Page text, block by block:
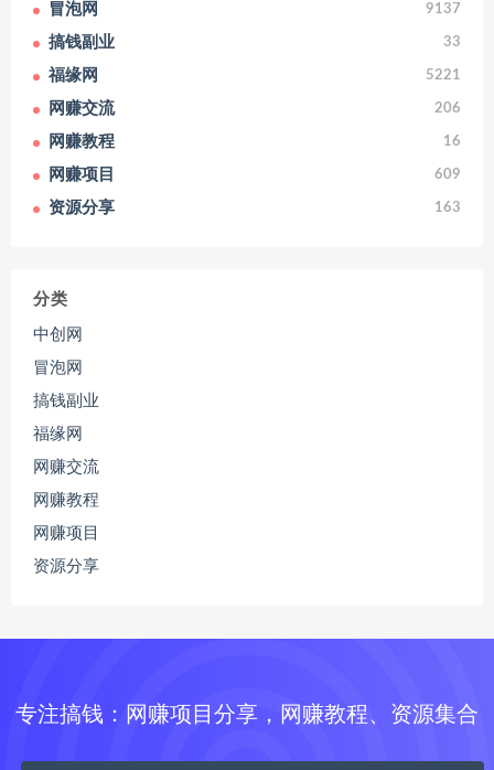
冒泡网 9137
搞钱副业 33
福缘网 5221
网赚交流 206
网赚教程 16
网赚项目 609
资源分享 163
分类
中创网
冒泡网
搞钱副业
福缘网
网赚交流
网赚教程
网赚项目
资源分享
专注搞钱：网赚项目分享，网赚教程、资源集合